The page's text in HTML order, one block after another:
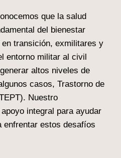
que la salud
del bienestar
transición, exmilitares y
entorno militar al civil
altos niveles de
casos, Trastorno de
Nuestro
integral para ayudar
enfrentar estos desafíos